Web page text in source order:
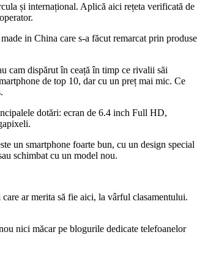
și internațional. Aplică aici rețeta verificată de
in China care s-a făcut remarcat prin produse
cam dispărut în ceață în timp ce rivalii săi
de top 10, dar cu un preț mai mic. Ce
dotări: ecran de 6.4 inch Full HD,
un smartphone foarte bun, cu un design special
schimbat cu un model nou.
ar merita să fie aici, la vârful clasamentului.
nici măcar pe blogurile dedicate telefoanelor